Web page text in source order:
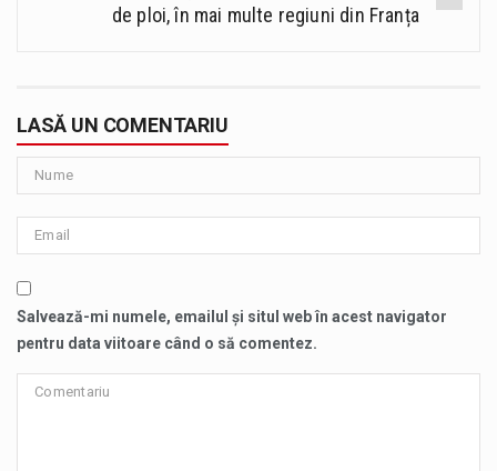
de ploi, în mai multe regiuni din Franța
LASĂ UN COMENTARIU
Salvează-mi numele, emailul și situl web în acest navigator
pentru data viitoare când o să comentez.